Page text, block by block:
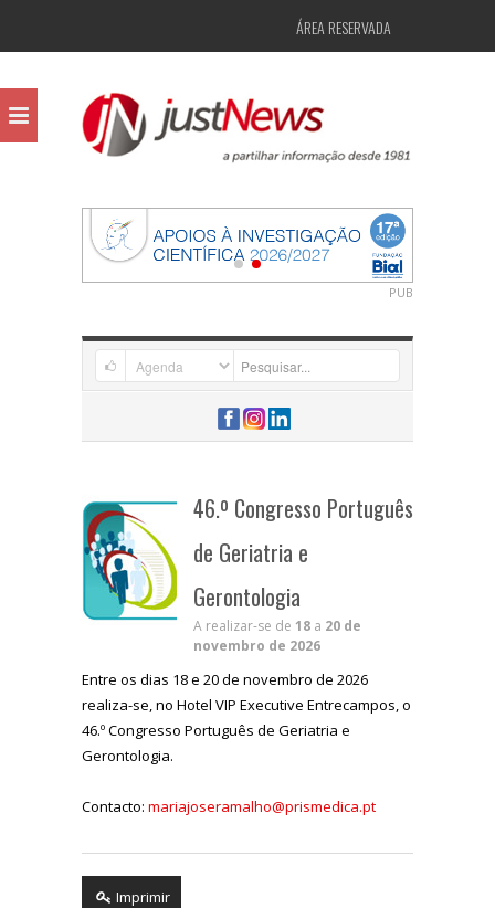
ÁREA RESERVADA
PUB
46.º Congresso Português
de Geriatria e
Gerontologia
A realizar-se de 18 a 20 de
novembro de 2026
Entre os dias 18 e 20 de novembro de 2026
realiza-se, no Hotel VIP Executive Entrecampos, o
46.º Congresso Português de Geriatria e
Gerontologia.
Contacto: mariajoseramalho@prismedica.pt
Imprimir